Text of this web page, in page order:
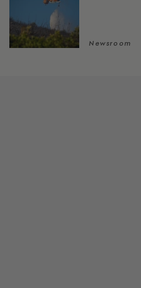
Newsroom